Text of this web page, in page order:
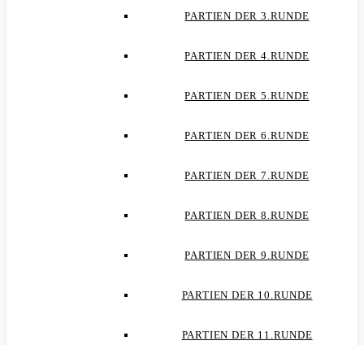
PARTIEN DER 3.RUNDE
PARTIEN DER 4.RUNDE
PARTIEN DER 5.RUNDE
PARTIEN DER 6.RUNDE
PARTIEN DER 7.RUNDE
PARTIEN DER 8.RUNDE
PARTIEN DER 9.RUNDE
PARTIEN DER 10.RUNDE
PARTIEN DER 11.RUNDE